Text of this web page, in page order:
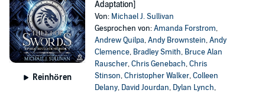
Reinhören
Adaptation]
Von: Michael J. Sullivan
Gesprochen von:Amanda Forstrom,
Andrew Quilpa,Andy Brownstein,Andy
Clemence, Bradley Smith, Bruce Alan
Rauscher,Chris Genebach,Chris
Stinson,Christopher Walker,Colleen
Delany, David Jourdan, Dylan Lynch,